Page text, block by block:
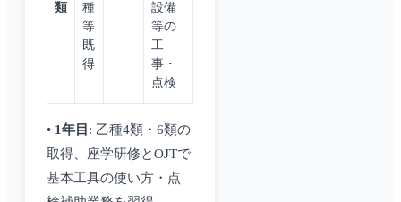
類
種
等
既
得
設備
等の
工
事・
点検
• 1年目 : 乙種4類・6類の
取得、座学研修とOJTで
基本工具の使い方・点